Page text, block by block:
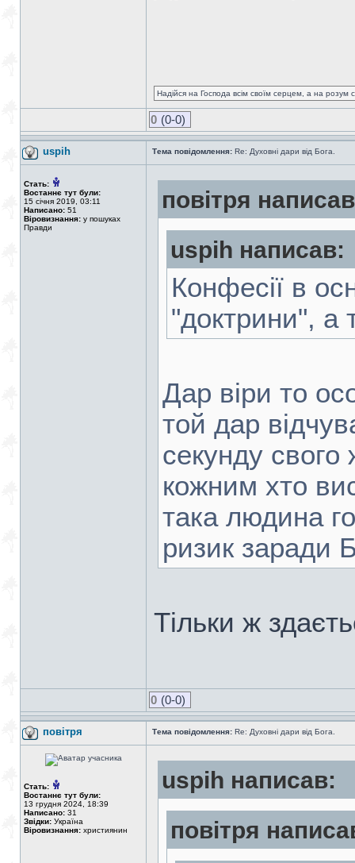
Надійся на Господа всім своїм серцем, а на розум
0 (0-0)
uspih Тема повідомлення: Re: Духовні дари від Бога.
Стать:
Востаннє тут були:
15 січня 2019, 03:11
Написано: 51
Віровизнання: у пошуках
Правди
повітря
uspih написав:
Конфесії в
"доктрини", а
Дар віри то
той дар
секунду
кожним хто
така людина
ризик заради
Тільки ж
0 (0-0)
повітря Тема повідомлення: Re: Духовні дари від Бога.
Стать:
Востаннє тут були:
13 грудня 2024, 18:39
Написано: 31
Звідки: Україна
Віровизнання: християнин
uspih написав:
повітря